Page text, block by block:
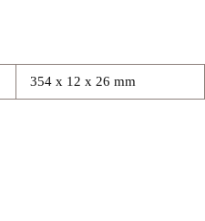
354 x 12 x 26 mm